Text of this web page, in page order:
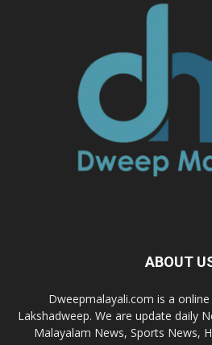
ABOUT
Dweepmalayali.com is a
Lakshadweep. We are update daily
Malayalam News, Sports News,